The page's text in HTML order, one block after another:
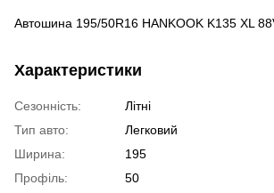
Автошина 195/50R16 HANKOOK K135 XL
Характеристики
Сезонність:
Літні
Тип авто:
Легковий
Ширина:
195
Профіль:
50